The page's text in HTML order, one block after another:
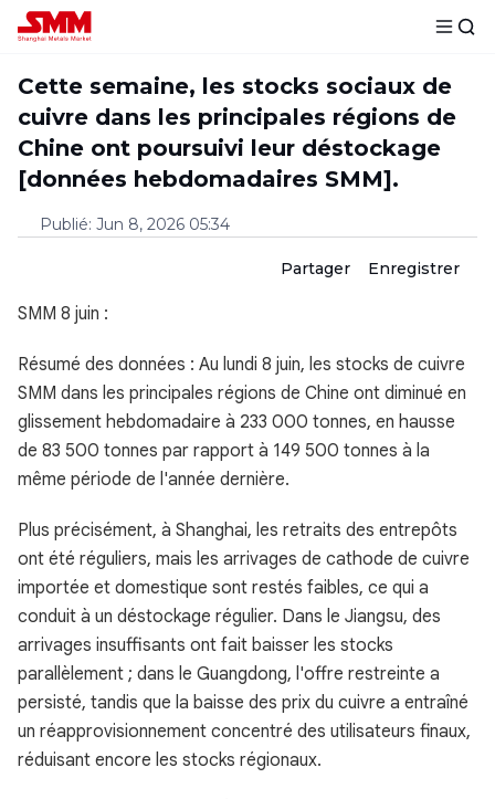
Cette semaine, les stocks sociaux de
cuivre dans les principales régions de
Chine ont poursuivi leur déstockage
[données hebdomadaires SMM].
Publié: Jun 8, 2026 05:34
Partager Enregistrer
SMM 8 juin :
Résumé des données : Au lundi 8 juin, les stocks de cuivre
SMM dans les principales régions de Chine ont diminué en
glissement hebdomadaire à 233 000 tonnes, en hausse
de 83 500 tonnes par rapport à 149 500 tonnes à la
même période de l'année dernière.
Plus précisément, à Shanghai, les retraits des entrepôts
ont été réguliers, mais les arrivages de cathode de cuivre
importée et domestique sont restés faibles, ce qui a
conduit à un déstockage régulier. Dans le Jiangsu, des
arrivages insuffisants ont fait baisser les stocks
parallèlement ; dans le Guangdong, l'offre restreinte a
persisté, tandis que la baisse des prix du cuivre a entraîné
un réapprovisionnement concentré des utilisateurs finaux,
réduisant encore les stocks régionaux.